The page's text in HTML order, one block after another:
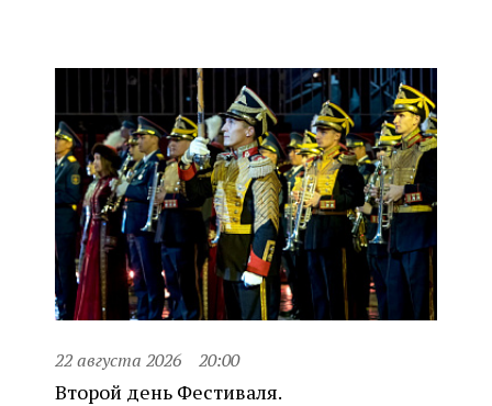
22 августа 2026 20:00
Второй день Фестиваля.